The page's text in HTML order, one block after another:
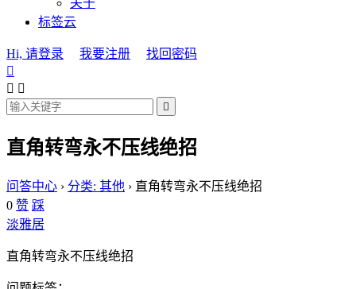
关于
标签云
Hi, 请登录 我要注册
找回密码

 

直角转弯永不压线绝招
问答中心 › 分类: 其他 › 直角转弯永不压线绝招
0 赞 踩
淡雅居
直角转弯永不压线绝招